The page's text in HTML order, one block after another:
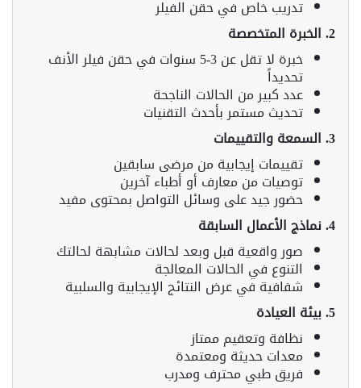
تدريب خاص في حقن الفيلر
2. الخبرة المتخصصة
خبرة لا تقل عن 3-5 سنوات في حقن فيلر الأنف
تحديداً
عدد كبير من الحالات الناجحة
تحديث مستمر بأحدث التقنيات
3. السمعة والتقييمات
تقييمات إيجابية من مرضى سابقين
توصيات من معارف أو أطباء آخرين
حضور جيد على وسائل التواصل بمحتوى مفيد
4. نماذج الأعمال السابقة
صور واقعية قبل وبعد لحالات مشابهة لحالتك
التنوع في الحالات المعالجة
شفافية في عرض النتائج الإيجابية والسلبية
5. بيئة العيادة
نظافة وتعقيم ممتاز
معدات حديثة ومعتمدة
فريق طبي محترف ومدرب